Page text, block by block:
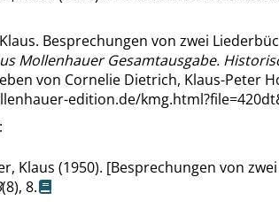
Besprechungen von zwei
Mollenhauer Gesamtausgabe.
von Cornelie Dietrich, Klaus-Peter
edition.de/
Klaus (1950). [Besprechungen von
(8), 8.